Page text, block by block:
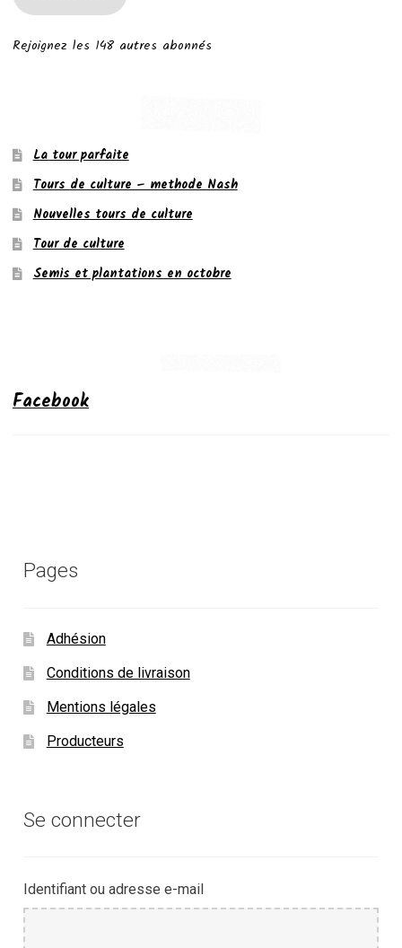
Rejoignez les 148 autres abonnés
La tour parfaite
Tours de culture – methode Nash
Nouvelles tours de culture
Tour de culture
Semis et plantations en octobre
Facebook
Pages
Adhésion
Conditions de livraison
Mentions légales
Producteurs
Se connecter
Identifiant ou adresse e-mail